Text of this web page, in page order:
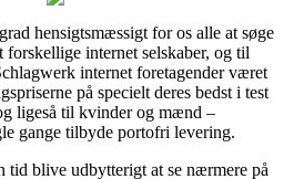
hensigtsmæssigt for os alle at søge
internet selskaber, og til
internet foretagender været
på specielt deres bedst i test
ligeså til kvinder og mænd –
gange tilbyde portofri levering.
tid blive udbytterigt at se nærmere på